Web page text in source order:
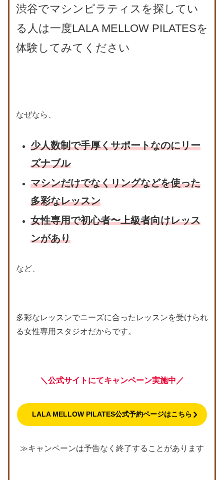
渋谷でマシンピラティスを探してい
る人は一度LALA MELLOW PILATESを
体験してみてください
なぜなら、
少人数制で手厚くサポートなのにリー
ズナブル
マシンだけでなくリングなどを使った
多彩なレッスン
女性専用で初心者〜上級者向けレッス
ンがあり
など、
多彩なレッスンでニーズに合ったレッスンを受けられ
る女性専用スタジオだからです。
＼公式サイトにてキャンペーン実施中／
LALA MELLOW PILATES公式予約ページはこちら
≫キャンペーンは予告なく終了することがあります